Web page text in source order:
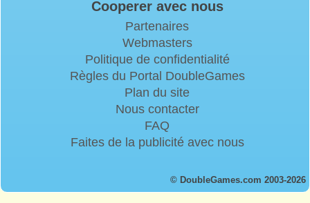
Cooperer avec nous
Partenaires
Webmasters
Politique de confidentialité
Règles du Portal DoubleGames
Plan du site
Nous contacter
FAQ
Faites de la publicité avec nous
© DoubleGames.com 2003-2026